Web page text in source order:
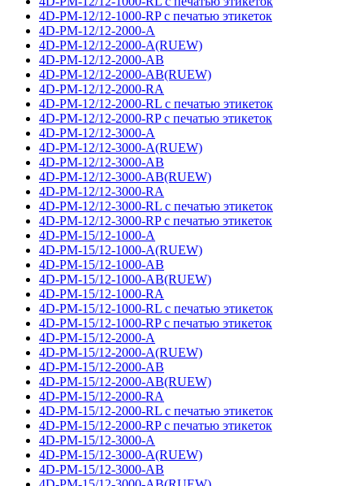
4D-PM-12/12-1000-RP с печатью этикеток
4D-PM-12/12-2000-A
4D-PM-12/12-2000-A(RUEW)
4D-PM-12/12-2000-AB
4D-PM-12/12-2000-AB(RUEW)
4D-PM-12/12-2000-RA
4D-PM-12/12-2000-RL с печатью этикеток
4D-PM-12/12-2000-RP с печатью этикеток
4D-PM-12/12-3000-A
4D-PM-12/12-3000-A(RUEW)
4D-PM-12/12-3000-AB
4D-PM-12/12-3000-AB(RUEW)
4D-PM-12/12-3000-RA
4D-PM-12/12-3000-RL с печатью этикеток
4D-PM-12/12-3000-RP с печатью этикеток
4D-PM-15/12-1000-A
4D-PM-15/12-1000-A(RUEW)
4D-PM-15/12-1000-AB
4D-PM-15/12-1000-AB(RUEW)
4D-PM-15/12-1000-RA
4D-PM-15/12-1000-RL с печатью этикеток
4D-PM-15/12-1000-RP с печатью этикеток
4D-PM-15/12-2000-A
4D-PM-15/12-2000-A(RUEW)
4D-PM-15/12-2000-AB
4D-PM-15/12-2000-AB(RUEW)
4D-PM-15/12-2000-RA
4D-PM-15/12-2000-RL с печатью этикеток
4D-PM-15/12-2000-RP с печатью этикеток
4D-PM-15/12-3000-A
4D-PM-15/12-3000-A(RUEW)
4D-PM-15/12-3000-AB